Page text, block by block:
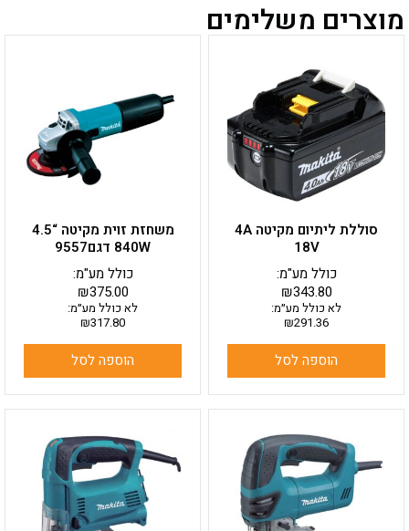
מוצרים משלימים
סוללת ליתיום מקיטה 4A
18V
₪343.80
כולל מע"מ:
לא כולל מע״מ:
₪291.36
הוספה לסל
משחזת זוית מקיטה “4.5
840W דגם9557
₪375.00
כולל מע"מ:
לא כולל מע״מ:
₪317.80
הוספה לסל